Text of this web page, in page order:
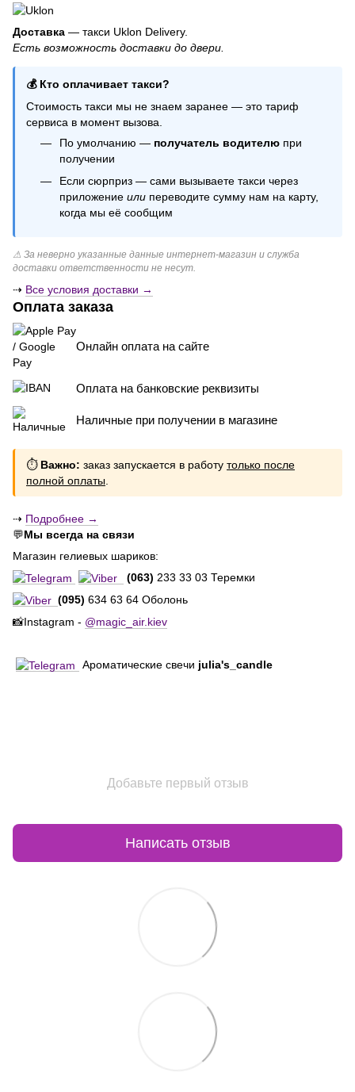
Подарочный набор свечей
Шарик для гендер пати
Бумажные гирлянды
Свечи с ароматом
Цифры на торт
Декоративные свечи ручной работы
Купить шарики сердечки
Доставка — такси Uklon Delivery.
Есть возможность доставки до двери.
💰 Кто оплачивает такси?
Стоимость такси мы не знаем заранее — это тариф
сервиса в момент вызова.
По умолчанию — получатель водителю при
получении
Если сюрприз — сами вызываете такси через
приложение или переводите сумму нам на карту,
когда мы её сообщим
⚠ За неверно указанные данные интернет-магазин и служба
доставки ответственности не несут.
⇢ Все условия доставки →
Оплата заказа
Онлайн оплата на сайте
Оплата на банковские реквизиты
Наличные при получении в магазине
⏱ Важно: заказ запускается в работу только после
полной оплаты
⇢ Подробнее →
💬Мы всегда на связи
Магазин гелиевых шариков:
(063) 233 33 03 Теремки
(095) 634 63 64 Оболонь
📸Instagram - @magic_air.kiev
Ароматические свечи julia's_candle
Добавьте первый отзыв
Написать отзыв